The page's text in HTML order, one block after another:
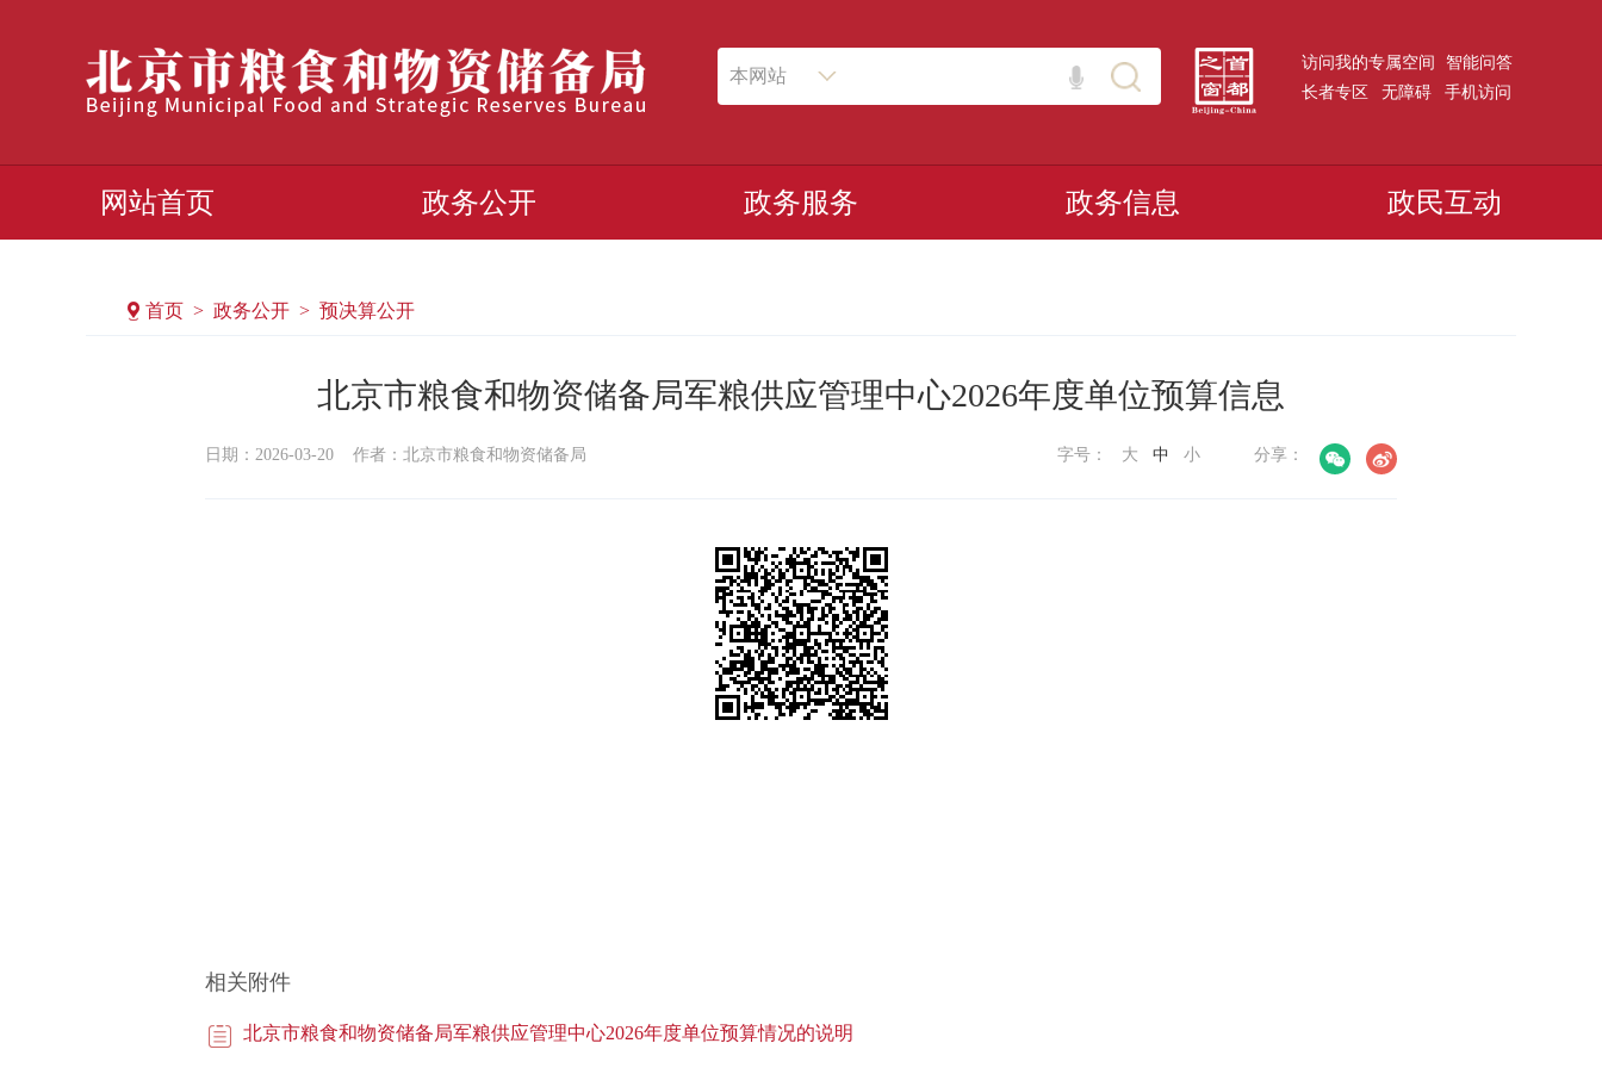
本网站
访问我的专属空间
智能问答
长者专区
无障碍 手机访问
网站首页 政务公开 政务服务 政务信息 政民互动
首页 > 政务公开 > 预决算公开
北京市粮食和物资储备局军粮供应管理中心2026年度单位预算信息
日期：2026-03-20 作者：​北京市粮食和物资储备局 分享：
字号： 大 中 小
相关附件
北京市粮食和物资储备局军粮供应管理中心2026年度单位预算情况的说明